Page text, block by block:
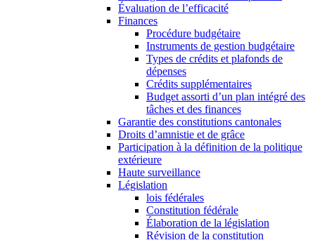
Évaluation de l’efficacité
Finances
Procédure budgétaire
Instruments de gestion budgétaire
Types de crédits et plafonds de
dépenses
Crédits supplémentaires
Budget assorti d’un plan intégré des
tâches et des finances
Garantie des constitutions cantonales
Droits d’amnistie et de grâce
Participation à la définition de la politique
extérieure
Haute surveillance
Législation
lois fédérales
Constitution fédérale
Élaboration de la législation
Révision de la constitution